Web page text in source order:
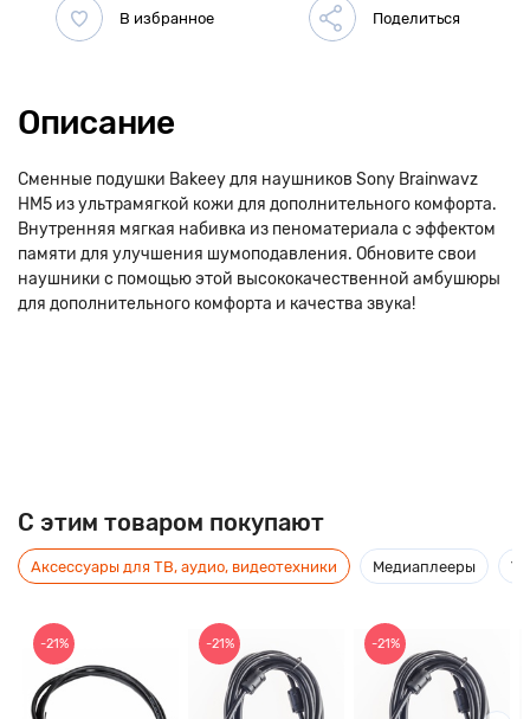
Описание
Сменные подушки Bakeey для наушников Sony Brainwavz
HM5 из ультрамягкой кожи для дополнительного комфорта.
Внутренняя мягкая набивка из пеноматериала с эффектом
памяти для улучшения шумоподавления. Обновите свои
наушники с помощью этой высококачественной амбушюры
для дополнительного комфорта и качества звука!
C этим товаром покупают
Аксессуары для ТВ, аудио, видеотехники Медиаплееры
-21% -21% -21%